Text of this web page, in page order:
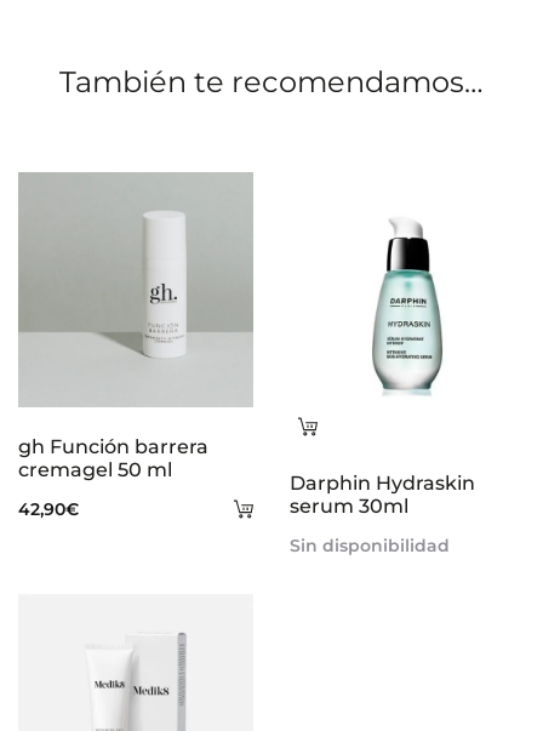
s
También te recomendamos…
Añadir
gh Función barrera
cremagel 50 ml
42,90€
Leer
Darphin Hydraskin
serum 30ml
Sin disponibilidad